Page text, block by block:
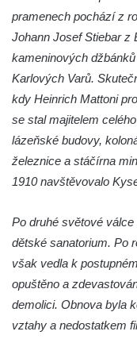
Křečanech
Budova fary ve
Skalní sklípky v
Dům č.p. 208/80 v
Dům č.p. 97/85 v
Dům č.p. 96/87 v
Dům č.p. 94/91 v
Dům č.p. 91/97 v
Dům č.p. 110/94 v
Budova fary v Dubé
Altán v parku v
Největší hedvábná
Sušárna chmele v
pramenech pochází z
Johann Josef Stiebar z
kameninových
Karlových Varů.
kdy Heinrich Mattoni
se stal majitelem
lázeňské budovy,
železnice a stáčírna
1910 navštěvovalo
Po druhé světové
dětské sanatorium. Po
však vedla k
opuštěno a
demolici. Obnova byla
vztahy a nedostatkem